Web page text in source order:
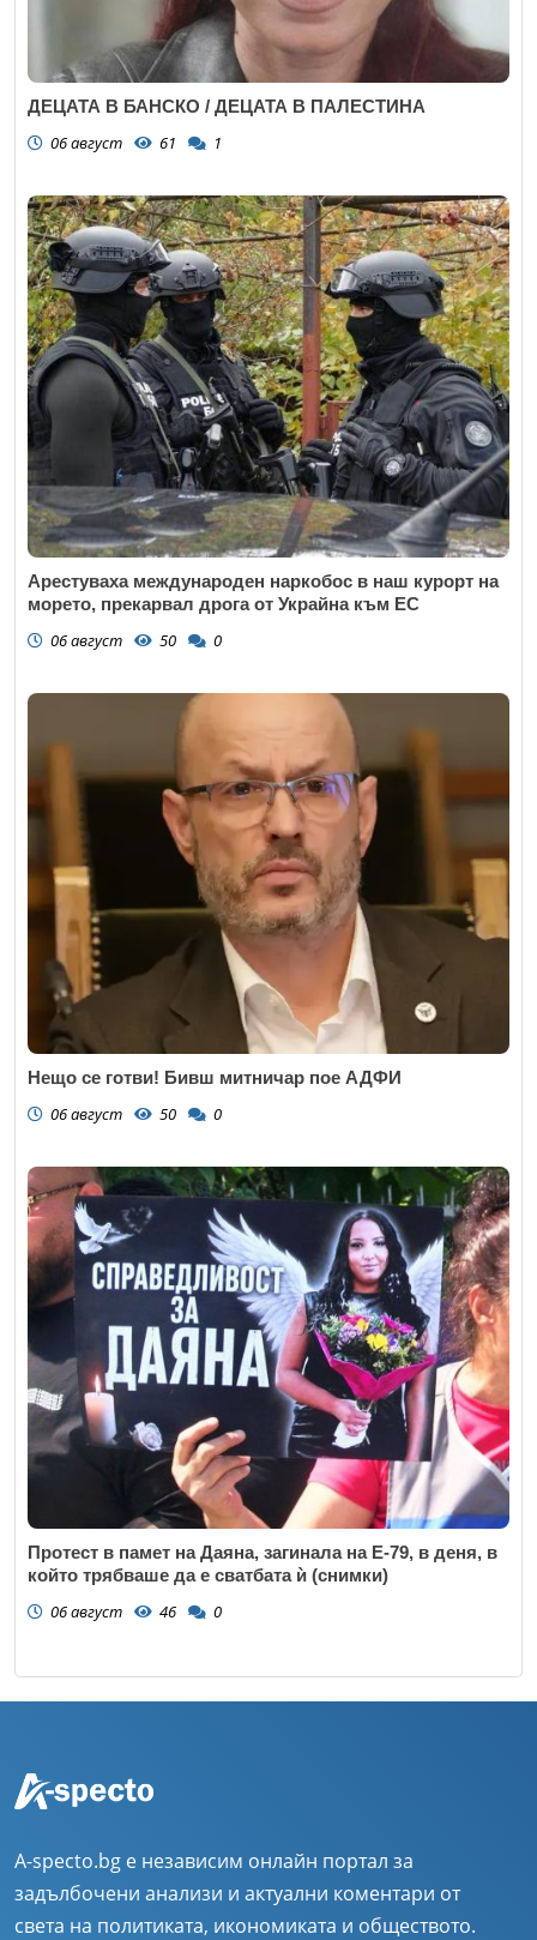
ДЕЦАТА В БАНСКО / ДЕЦАТА В ПАЛЕСТИНА
06 август 61 1
Арестуваха международен наркобос в наш курорт на
морето, прекарвал дрога от Украйна към ЕС
06 август 50 0
Нещо се готви! Бивш митничар пое АДФИ
06 август 50 0
Протест в памет на Даяна, загинала на Е-79, в деня, в
който трябваше да е сватбата ѝ (снимки)
06 август 46 0
A-specto.bg е независим онлайн портал за
задълбочени анализи и актуални коментари от
света на политиката, икономиката и обществото.